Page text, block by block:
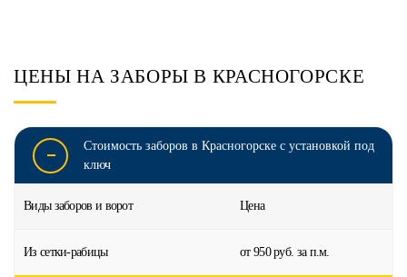
ЦЕНЫ НА ЗАБОРЫ В КРАСНОГОРСКЕ
Стоимость заборов в Красногорске с установкой под
ключ
Виды заборов и ворот Цена
Из сетки-рабицы от 950 руб. за п.м.